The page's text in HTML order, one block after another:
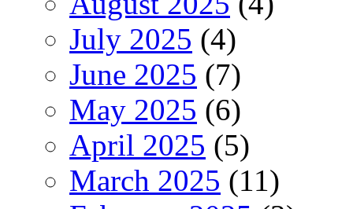
July 2025 (4)
June 2025 (7)
May 2025 (6)
April 2025 (5)
March 2025 (11)